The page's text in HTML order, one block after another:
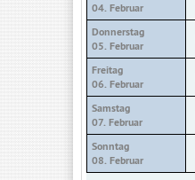
04. Februar
Donnerstag
05. Februar
Freitag
06. Februar
Samstag
07. Februar
Sonntag
08. Februar